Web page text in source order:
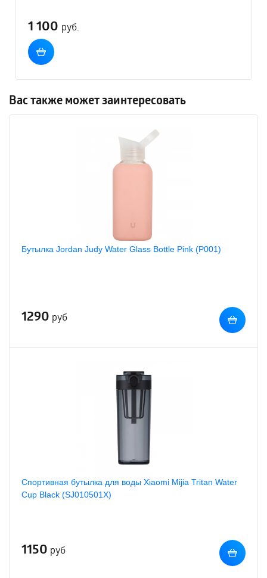
1 100 руб.
Вас также может заинтересовать
Бутылка Jordan Judy Water Glass Bottle Pink (P001)
1290 руб
Спортивная бутылка для воды Xiaomi Mijia Tritan Water
Cup Black (SJ010501X)
1150 руб